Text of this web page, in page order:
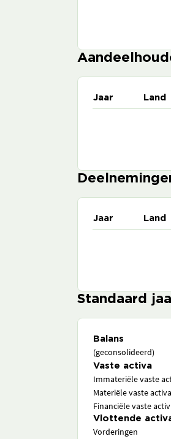
Jaar Land
Jaar Land
Standaard
Balans
(geconsolideerd)
Vaste activa
Immateriële vaste
Materiële vaste activa
Financiële vaste
Vlottende
Vorderingen